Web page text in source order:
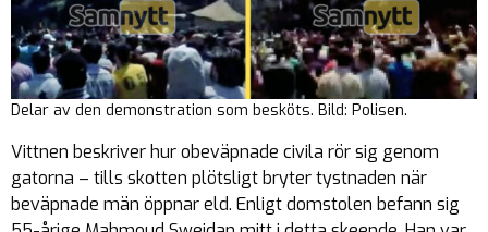
Delar av den demonstration som besköts. Bild: Polisen.
Vittnen beskriver hur obeväpnade civila rör sig genom
gatorna – tills skotten plötsligt bryter tystnaden när
beväpnade män öppnar eld. Enligt domstolen befann sig